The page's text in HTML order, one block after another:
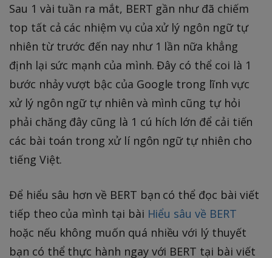
Sau 1 vài tuần ra mắt, BERT gần như đã chiếm
top tất cả các nhiệm vụ của xử lý ngôn ngữ tự
nhiên từ trước đến nay như 1 lần nữa khẳng
định lại sức mạnh của mình. Đây có thể coi là 1
bước nhảy vượt bậc của Google trong lĩnh vực
xử lý ngôn ngữ tự nhiên và mình cũng tự hỏi
phải chăng đây cũng là 1 cú hích lớn để cải tiến
các bài toán trong xử lí ngôn ngữ tự nhiên cho
tiếng Việt.
Để hiểu sâu hơn về BERT bạn có thể đọc bài viết
tiếp theo của mình tại bài Hiểu sâu về BERT
hoặc nếu không muốn quá nhiều với lý thuyết
bạn có thể thực hành ngay với BERT tại bài viết